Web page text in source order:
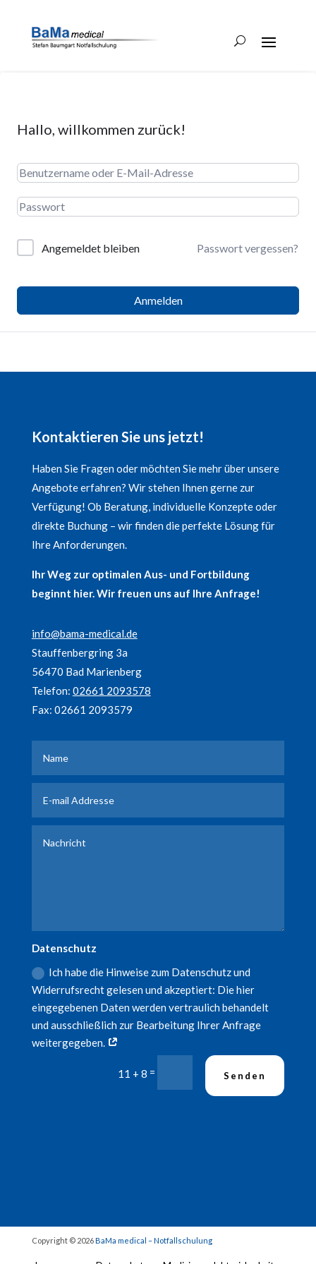
Hallo, willkommen zurück!
Angemeldet bleiben Passwort vergessen?
Anmelden
Kontaktieren Sie uns jetzt!
Haben Sie Fragen oder möchten Sie mehr über unsere
Angebote erfahren? Wir stehen Ihnen gerne zur
Verfügung! Ob Beratung, individuelle Konzepte oder
direkte Buchung – wir finden die perfekte Lösung für
Ihre Anforderungen.
Ihr Weg zur optimalen Aus- und Fortbildung
beginnt hier. Wir freuen uns auf Ihre Anfrage!
info@bama-medical.de
Stauffenbergring 3a
56470 Bad Marienberg
Telefon: 02661 2093578
Fax: 02661 2093579
Datenschutz
Ich habe die Hinweise zum Datenschutz und
Widerrufsrecht gelesen und akzeptiert: Die hier
eingegebenen Daten werden vertraulich behandelt
und ausschließlich zur Bearbeitung Ihrer Anfrage
weitergegeben.
11 + 8 = Senden
Copyright © 2026BaMa medical – Notfallschulung